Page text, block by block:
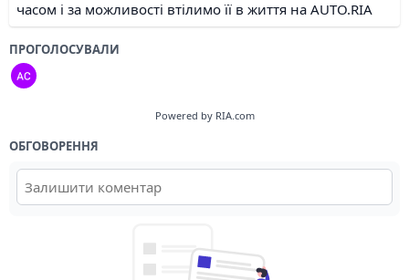
часом і за можливості втілимо її в життя на AUTO.RIA
ПРОГОЛОСУВАЛИ
Powered by RIA.com
ОБГОВОРЕННЯ